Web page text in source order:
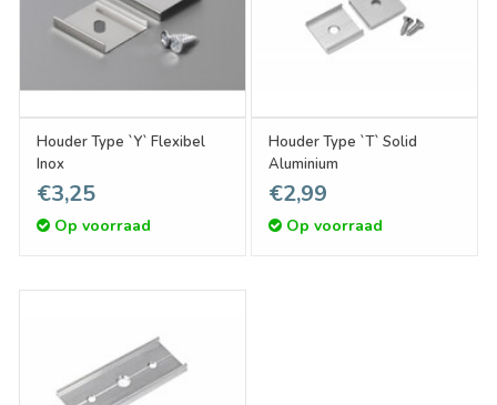
Houder Type `Y` Flexibel
Inox
€3,25
Op voorraad
Houder Type `T` Solid
Aluminium
€2,99
Op voorraad